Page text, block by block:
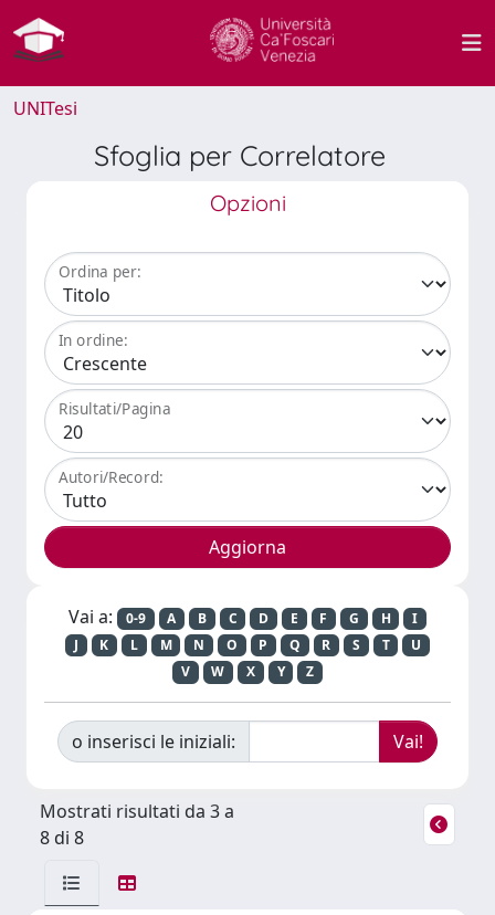
UNITesi
Sfoglia per Correlatore
Opzioni
Ordina per:
In ordine:
Risultati/Pagina
Autori/Record:
Vai a: 0-9 A B C D E F G H
I
J
K L M N O P Q R S T
U
V
W X Y Z
o inserisci le iniziali:
Mostrati risultati da 3 a
8 di 8